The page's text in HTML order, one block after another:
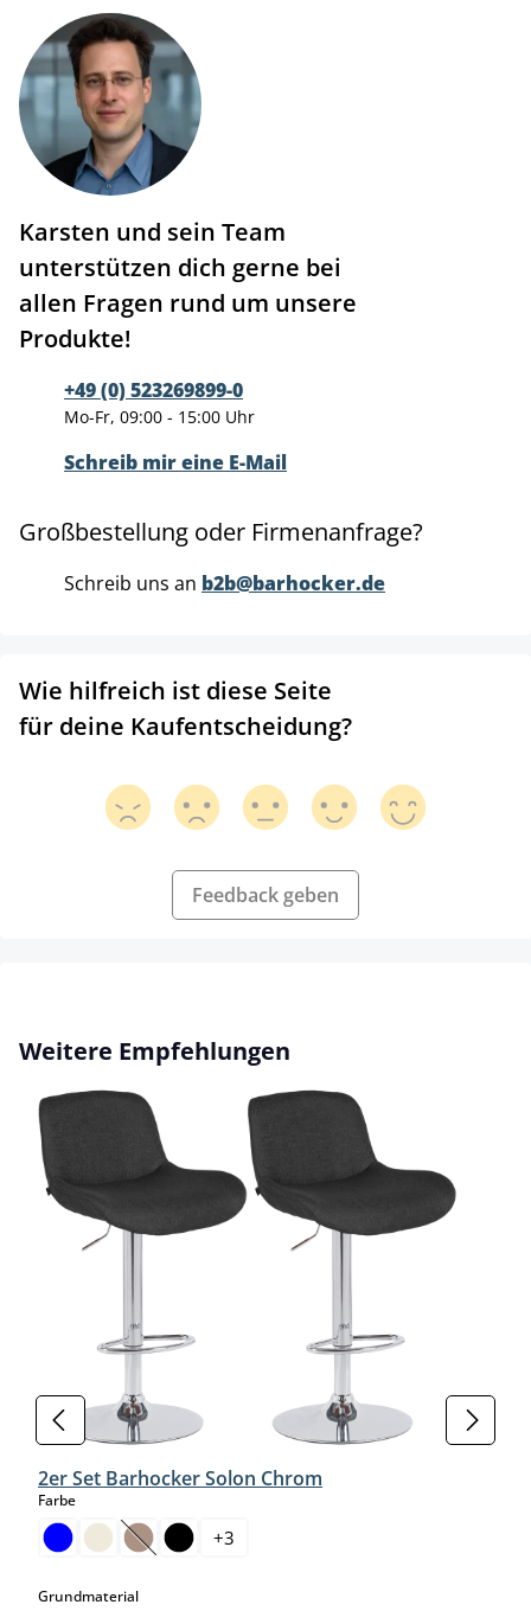
Karsten und sein Team
unterstützen dich gerne bei
allen Fragen rund um unsere
Produkte!
+49 (0) 523269899-0
Mo-Fr, 09:00 - 15:00 Uhr
Schreib mir eine E-Mail
Großbestellung oder Firmenanfrage?
Schreib uns an b2b@barhocker.de
Wie hilfreich ist diese Seite
für deine Kaufentscheidung?
Feedback geben
Produktgalerie überspringen
Weitere Empfehlungen
2er Set Barhocker Solon Chrom
Farbeauswählen
(Diese Option ist zurzeit nicht verfügbar.)
+3
Grundmaterialauswählen